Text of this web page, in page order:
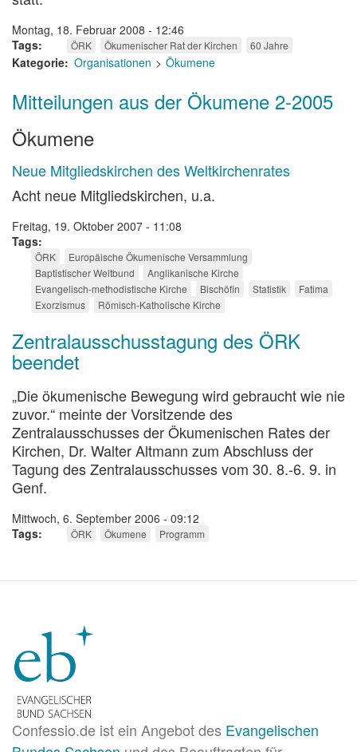
Montag, 18. Februar 2008 - 12:46
Tags
ÖRK Ökumenischer Rat der Kirchen 60 Jahre
Kategorie Organisationen Ökumene
Mitteilungen aus der Ökumene 2-2005
Ökumene
Neue Mitgliedskirchen des Weltkirchenrates
Acht neue Mitgliedskirchen, u.a.
Freitag, 19. Oktober 2007 - 11:08
Tags
ÖRK
Europäische Ökumenische Versammlung
Baptistischer Weltbund
Anglikanische Kirche
Evangelisch-methodistische Kirche
Bischöfin Statistik
Fatima
Exorzismus
Römisch-Katholische Kirche
Zentralausschusstagung des ÖRK
beendet
„Die ökumenische Bewegung wird gebraucht wie nie
zuvor.“ meinte der Vorsitzende des
Zentralausschusses der Ökumenischen Rates der
Kirchen, Dr. Walter Altmann zum Abschluss der
Tagung des Zentralausschusses vom 30. 8.-6. 9. in
Genf.
Mittwoch, 6. September 2006 - 09:12
Tags
ÖRK Ökumene Programm
Confessio.de ist ein Angebot des Evangelischen